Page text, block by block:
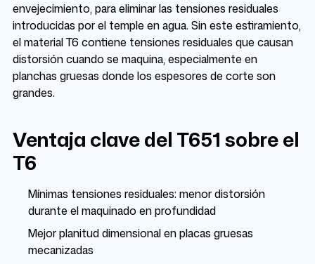
envejecimiento, para eliminar las tensiones residuales
introducidas por el temple en agua. Sin este estiramiento,
el material T6 contiene tensiones residuales que causan
distorsión cuando se maquina, especialmente en
planchas gruesas donde los espesores de corte son
grandes.
Ventaja clave del T651 sobre el
T6
Mínimas tensiones residuales: menor distorsión
durante el maquinado en profundidad
Mejor planitud dimensional en placas gruesas
mecanizadas